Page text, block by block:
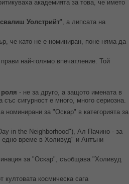
академията за това, че името
Уолстрийт", а липсата на
че като не е номиниран, поне няма да
най-голямо впечатление. Той
- не за друго, а защото имената в
със сигурност е много, много сериозна.
номинирани за "Оскар" в категорията за
in the Neighborhood"), Ал Пачино - за
време в Холивуд" и Антъни
за "Оскар", съобщава "Холивуд
космическа сага